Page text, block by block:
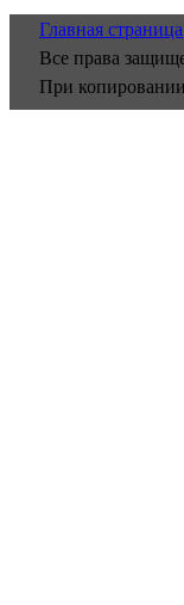
Главная страница
Все права
При